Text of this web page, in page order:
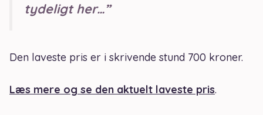
tydeligt her…”
Den laveste pris er i skrivende stund 700 kroner.
Læs mere og se den aktuelt laveste pris.